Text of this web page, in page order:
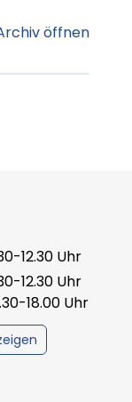
öffnen
12.30 Uhr
12.30 Uhr
18.00 Uhr